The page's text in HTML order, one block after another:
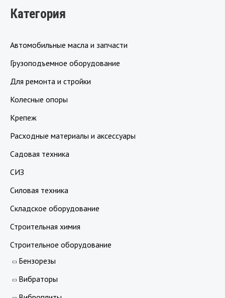
Категория
Автомобильные масла и запчасти
Грузоподъемное оборудование
Для ремонта и стройки
Колесные опоры
Крепеж
Расходные материалы и аксессуары
Садовая техника
СИЗ
Силовая техника
Складское оборудование
Строительная химия
Строительное оборудование
Бензорезы
Вибраторы